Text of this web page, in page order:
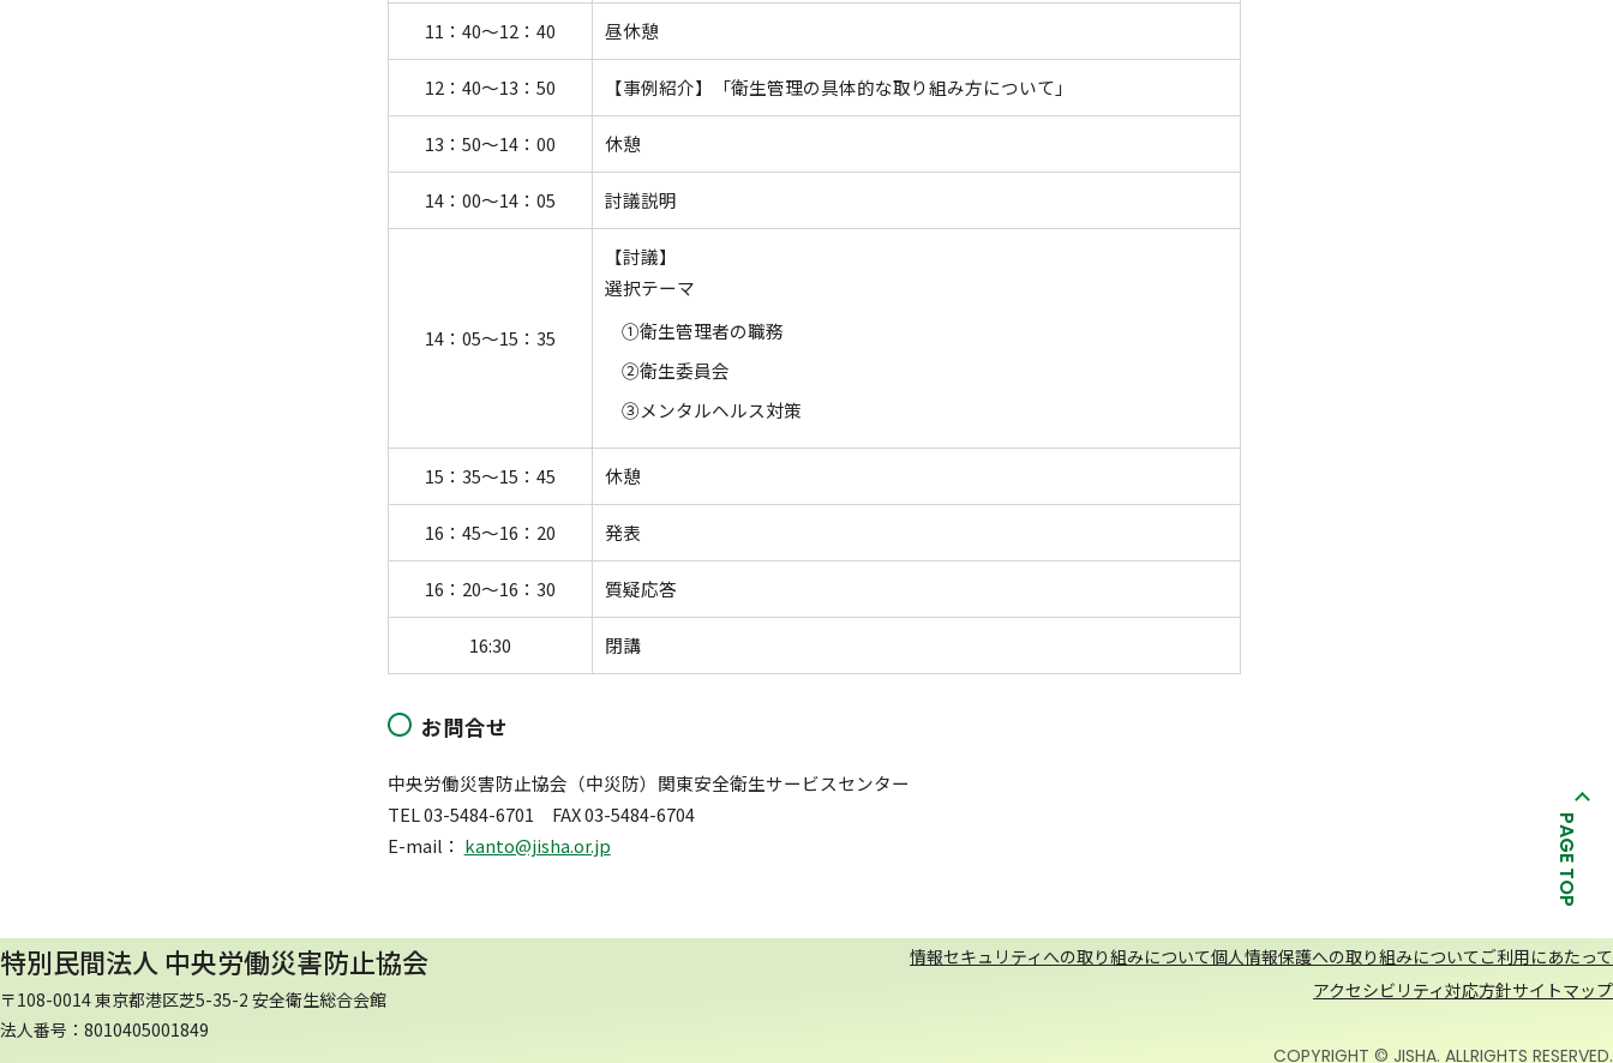
11：40～12：40 昼休憩
12：40～13：50 【事例紹介】「衛生管理の具体的な取り組み方について」
13：50～14：00 休憩
14：00～14：05 討議説明
14：05～15：35
【討議】
選択テーマ
①衛生管理者の職務
②衛生委員会
③メンタルヘルス対策
15：35～15：45 休憩
16：45～16：20 発表
16：20～16：30 質疑応答
16:30 閉講
お問合せ
中央労働災害防止協会（中災防）関東安全衛生サービスセンター
TEL 03-5484-6701 FAX 03-5484-6704
E-mail： kanto@jisha.or.jp PAGE TOP
特別民間法人 中央労働災害防止協会
〒108-0014 東京都港区芝5-35-2 安全衛生総合会館
法人番号：8010405001849
情報セキュリティへの取り組みについて個人情報保護への取り組みについて ご利用にあたって
アクセシビリティ対応方針サイトマップ
COPYRIGHT © JISHA. ALLRIGHTS RESERVED.